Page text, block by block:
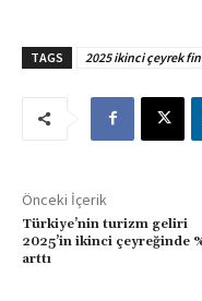
TAGS 2025 ikinci çeyrek
Önceki İçerik
Türkiye’nin turizm geliri
2025’in ikinci çeyreğinde
arttı